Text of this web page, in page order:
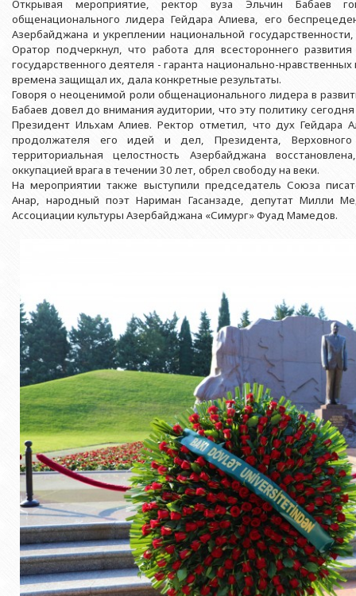
Выпускники БГУ
Почетные доктора
Образование в БГУ
Перечень специальностей
Знаменательные даты в истории БГУ
Отдел протокола
Служба психологической помощи
Культурно-творческий центр
Спортивно-оздоровительный
Университетская газета
Типография
Издательство
Филологический
Исторический
Факультет
Юридический
Факультет
Факультет
Факультет
Факультет Теология
Азербайджанской
Юридическое
Азербайджанской
Юридическое
образования
Юридическое
Юридическое
и образования
Открывая мероприятие, ректор вуза Эльчин Бабаев
общенационального лидера Гейдара Алиева, его
Азербайджана и укреплении национальной
Оратор подчеркнул, что работа для всестороннего
государственного деятеля - гаранта национально-
времена защищал их, дала конкретные результаты.
Говоря о неоценимой роли общенационального лидера в
Бабаев довел до внимания аудитории, что эту политику
Президент Ильхам Алиев. Ректор отметил, что дух Гейдара
продолжателя его идей и дел, Президента, Верховного
территориальная целостность Азербайджана
оккупацией врага в течении 30 лет, обрел свободу на веки.
На мероприятии также выступили председатель Союза
Анар, народный поэт Нариман Гасанзаде, депутат Милли
Ассоциации культуры Азербайджана «Симург» Фуад Мамедов.